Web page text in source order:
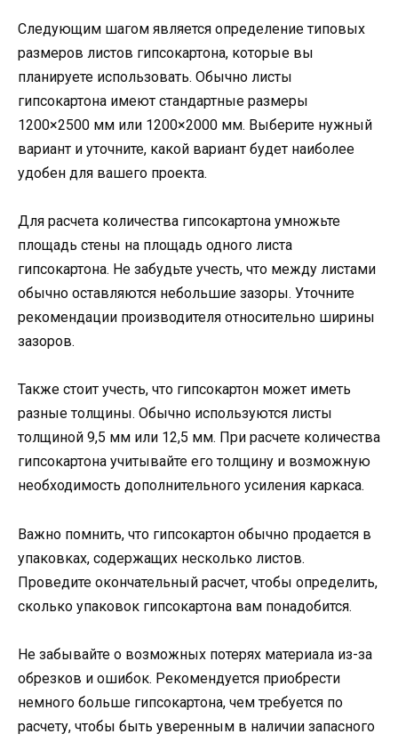
Следующим шагом является определение типовых
размеров листов гипсокартона, которые вы
планируете использовать. Обычно листы
гипсокартона имеют стандартные размеры
1200×2500 мм или 1200×2000 мм. Выберите нужный
вариант и уточните, какой вариант будет наиболее
удобен для вашего проекта.
Для расчета количества гипсокартона умножьте
площадь стены на площадь одного листа
гипсокартона. Не забудьте учесть, что между листами
обычно оставляются небольшие зазоры. Уточните
рекомендации производителя относительно ширины
зазоров.
Также стоит учесть, что гипсокартон может иметь
разные толщины. Обычно используются листы
толщиной 9,5 мм или 12,5 мм. При расчете количества
гипсокартона учитывайте его толщину и возможную
необходимость дополнительного усиления каркаса.
Важно помнить, что гипсокартон обычно продается в
упаковках, содержащих несколько листов.
Проведите окончательный расчет, чтобы определить,
сколько упаковок гипсокартона вам понадобится.
Не забывайте о возможных потерях материала из-за
обрезков и ошибок. Рекомендуется приобрести
немного больше гипсокартона, чем требуется по
расчету, чтобы быть уверенным в наличии запасного